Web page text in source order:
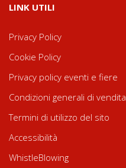
LINK UTILI
Privacy Policy
Cookie Policy
Privacy policy eventi e fiere
Condizioni generali di vendita
Termini di utilizzo del sito
Accessibilità
WhistleBlowing